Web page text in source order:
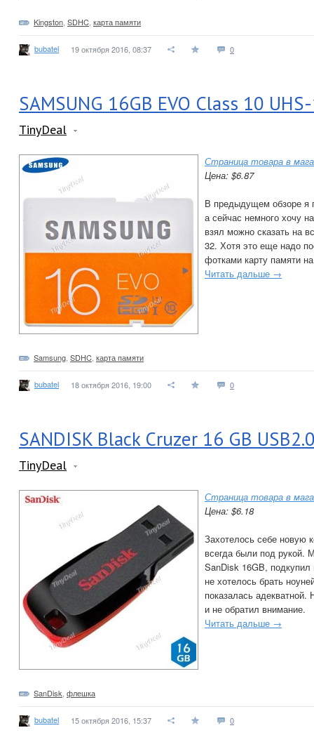
Kingston SDHC карта памяти
bubatel 19 октября 2016, 08:37 0
SAMSUNG 16GB EVO Class 10
TinyDeal
Страница товара в
Цена: $6.87
В предыдущем обзоре я
а сейчас немного хочу
взял можно сказать на
32. Хотя это еще надо
фотками карту памяти
Читать дальше →
Samsung SDHC карта памяти
bubatel 18 октября 2016, 19:00 0
SANDISK Black Cruzer 16 GB
TinyDeal
Страница товара в
Цена: $6.18
Захотелось себе новую
всегда были под рукой.
SanDisk 16GB,
не хотелось брать
показалась адекватной.
и не обратил внимание.
Читать дальше →
SanDisk флешка
bubatel 15 октября 2016, 15:37 0